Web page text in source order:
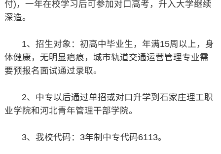
付)，一年在校学习后可参加对口高考，升入大学继续
深造。
1、招生对象：初高中毕业生，年满15周以上，身
体健康，无明显疤痕，城市轨道交通运营管理专业需
要预报名面试通过录取。
2、中专以后通过单招或对口升学到石家庄理工职
业学院和河北青年管理干部学院。
3、我校代码：3年制中专代码6113。